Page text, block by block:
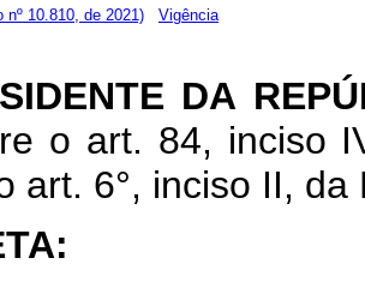
nº 10.810, de 2021) Vigência
DA
o art. 84, inciso
art. 6°, inciso II,